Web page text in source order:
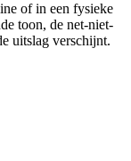
of in een fysieke
toon, de net-niet-
uitslag verschijnt.